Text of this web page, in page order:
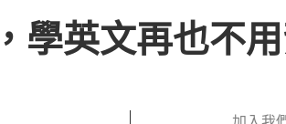
學英文再也不